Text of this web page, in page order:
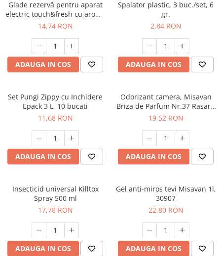
Glade rezervă pentru aparat
electric touch&fresh cu aromă
Marine, 10 g
14,74 RON
ADAUGA IN COS
Spalator plastic, 3 buc./set, 6
gr.
2,84 RON
ADAUGA IN COS
Set Pungi Zippy cu Inchidere
Epack 3 L, 10 bucati
11,68 RON
ADAUGA IN COS
Odorizant camera, Misavan
Briza de Parfum Nr.37 Rasarit
in Sardinia 200 ml - 90034916
19,52 RON
ADAUGA IN COS
Insecticid universal Killtox
Spray 500 ml
17,78 RON
ADAUGA IN COS
Gel anti-miros tevi Misavan 1l,
30907
22,80 RON
ADAUGA IN COS